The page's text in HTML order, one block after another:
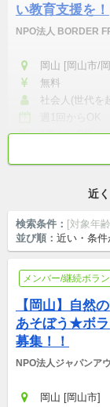
い教育支援を！
NPO法人 BORDER
岡山 [岡山市/
無料
社会人(世代を
1年からOK
学
近
検索条件： [対象年
並び順： 近い・条
メンバー/継続ボラ
【岡山】自然
あそぼう★ボ
募集！！
NPO法人ジャパンア
岡山 [岡山市]